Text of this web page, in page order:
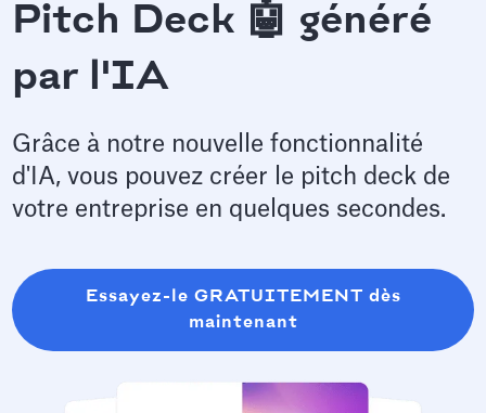
Pitch Deck 🤖 généré
par l'IA
Grâce à notre nouvelle fonctionnalité
d'IA, vous pouvez créer le pitch deck de
votre entreprise en quelques secondes.
Essayez-le GRATUITEMENT dès
maintenant